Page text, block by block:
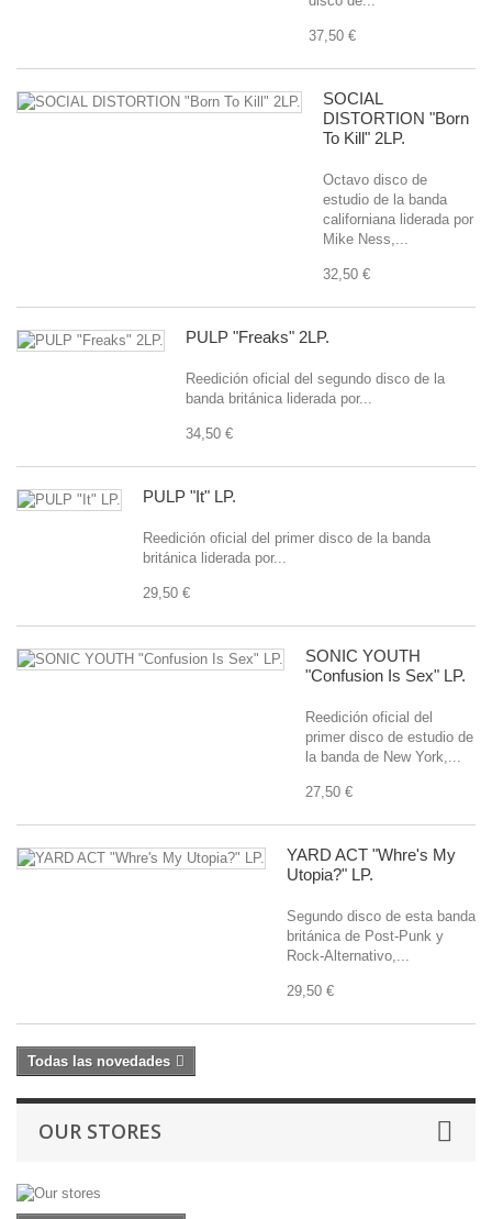
37,50 €
SOCIAL
DISTORTION "Born
To Kill" 2LP.
Octavo disco de
estudio de la banda
californiana liderada por
Mike Ness,...
32,50 €
PULP "Freaks" 2LP.
Reedición oficial del segundo disco de la
banda británica liderada por...
34,50 €
PULP "It" LP.
Reedición oficial del primer disco de la banda
británica liderada por...
29,50 €
SONIC YOUTH
"Confusion Is Sex" LP.
Reedición oficial del
primer disco de estudio de
la banda de New York,...
27,50 €
YARD ACT "Whre's My
Utopia?" LP.
Segundo disco de esta banda
británica de Post-Punk y
Rock-Alternativo,...
29,50 €
Todas las novedades
OUR STORES